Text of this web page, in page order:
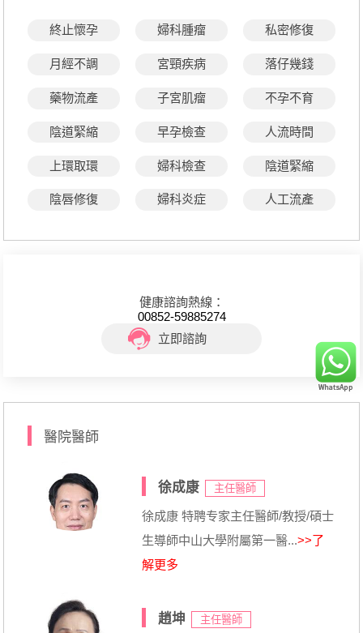
終止懷孕 婦科腫瘤 私密修復
月經不調 宮頸疾病 落仔幾錢
藥物流產 子宮肌瘤 不孕不育
陰道緊縮 早孕檢查 人流時間
上環取環 婦科檢查 陰道緊縮
陰唇修復 婦科炎症 人工流產
健康諮詢熱線：
00852-59885274
立即諮詢
醫院醫師
徐成康 主任醫師
徐成康 特聘专家主任醫師/教授/碩士
生導師中山大學附屬第一醫...>>了
解更多
趙坤 主任醫師